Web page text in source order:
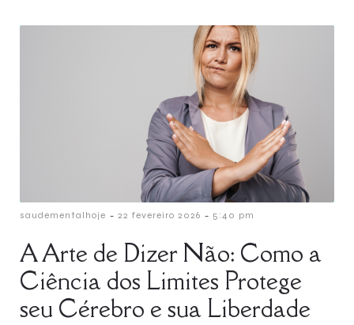
saudementalhoje - 22 fevereiro 2026 - 5:40 pm
A Arte de Dizer Não: Como a
Ciência dos Limites Protege
seu Cérebro e sua Liberdade